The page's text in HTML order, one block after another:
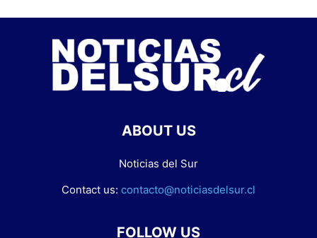
ABOUT US
Noticias del Sur
Contact us: contacto@noticiasdelsur.cl
FOLLOW US